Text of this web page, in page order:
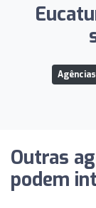
Outras
podem